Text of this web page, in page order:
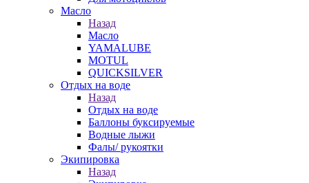
Масло
Назад
Масло
YAMALUBE
MOTUL
QUICKSILVER
Отдых на воде
Назад
Отдых на воде
Баллоны буксируемые
Водные лыжи
Фалы/ рукоятки
Экипировка
Назад